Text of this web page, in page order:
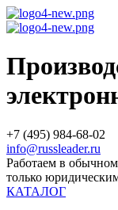
+7 (495) 984-68-02
info@russleader.ru
Работаем в
только
КАТАЛОГ